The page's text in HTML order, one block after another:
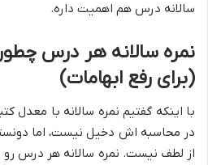
سالانه درس هم اهمیت داره.
نمره سالانه هر درس
(برای رفع ابهامات)
با اینکه گفتیم نمره سالانه با معدل
در محاسبه اش دخیل نیست، اما
از لطف نیست. نمره سالانه هر درس رو